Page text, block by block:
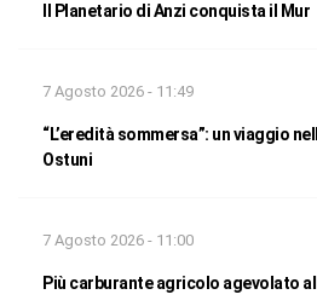
Il Planetario di Anzi conquista il Mur
7 Agosto 2026 - 11:49
“L’eredità sommersa”: un viaggio
Ostuni
7 Agosto 2026 - 11:00
Più carburante agricolo agevolato